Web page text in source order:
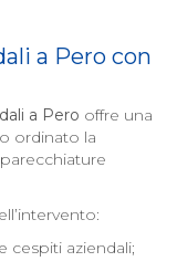
a Pero con
a Pero offre una
ordinato la
cespiti aziendali;